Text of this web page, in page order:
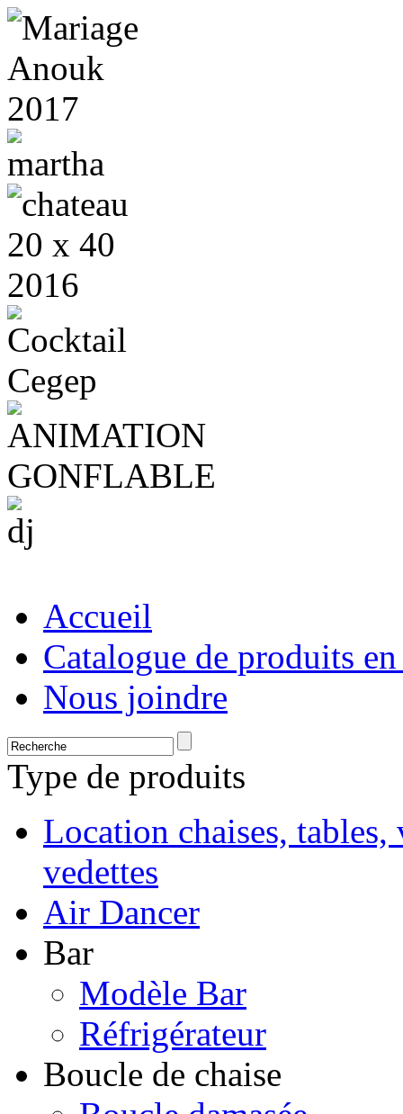
Accueil
Catalogue de produits
Nous joindre
Type de produits
Location chaises,
vedettes
Air Dancer
Bar
Modèle Bar
Réfrigérateur
Boucle de chaise